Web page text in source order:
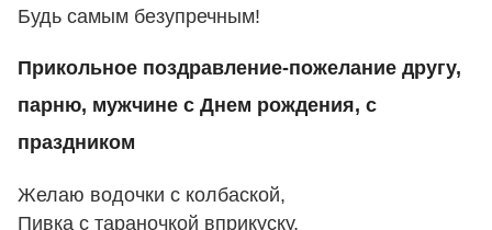
Будь самым безупречным!
Прикольное поздравление-пожелание другу,
парню, мужчине с Днем рождения, с
праздником
Желаю водочки с колбаской,
Пивка с тараночкой вприкуску,